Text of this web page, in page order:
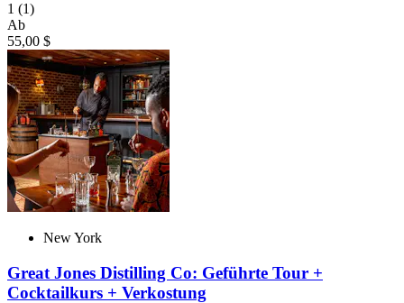
1 (1)
Ab
55,00 $
New York
Great Jones Distilling Co: Geführte Tour +
Cocktailkurs + Verkostung